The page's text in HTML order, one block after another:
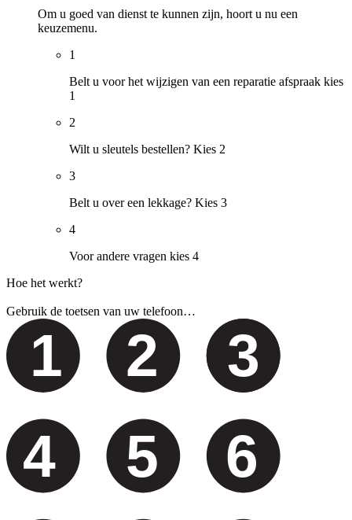
Om u goed van dienst te kunnen zijn, hoort u nu een
keuzemenu.
1
Belt u voor het wijzigen van een reparatie afspraak kies
1
2
Wilt u sleutels bestellen? Kies 2
3
Belt u over een lekkage? Kies 3
4
Voor andere vragen kies 4
Hoe het werkt?
Gebruik de toetsen van uw telefoon…
1 2 3
4 5 6